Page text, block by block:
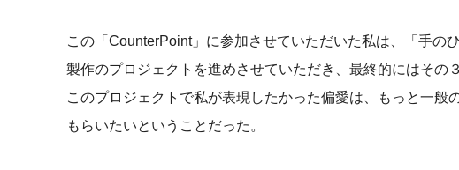
この「CounterPoint」に参加させていただいた私は、「手の
製作のプロジェクトを進めさせていただき、最終的にはそ
このプロジェクトで私が表現したかった偏愛は、もっと一
もらいたいということだった。